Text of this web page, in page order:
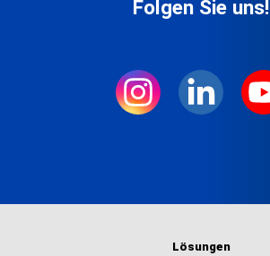
Folgen Sie uns!
Lösungen